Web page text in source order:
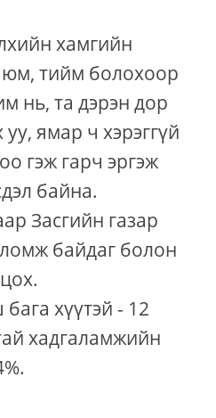
хамгийн
тийм болохоор
нь, та дэрэн дор
ямар ч хэрэггүй
гэж гарч эргэж
байна.
Засгийн газар
байдаг болон
хүүтэй - 12
хадгаламжийн